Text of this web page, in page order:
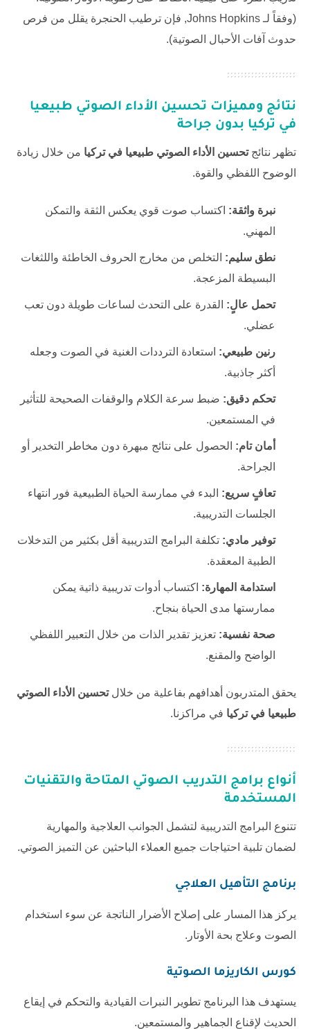
(وفقاً لـ Johns Hopkins, فإن ترطيب الحنجرة يقلل من فرص
حدوث آفات الأحبال الصوتية).
نتائج ومميزات تحسين الأداء الصوتي طبيعيا
في تركيا بدون جراحة
تظهر نتائجتحسين الأداء الصوتي طبيعيا في تركيا من خلال زيادة
الوضوح اللفظي والقوة.
نبرة واثقة: اكتساب صوت قوي يعكس الثقة والتمكن
المهني.
نطق سليم: التخلص من مخارج الحروف الخاطئة واللثغات
البسيطة المزعجة.
تحمل عالٍ: القدرة على التحدث لساعات طويلة دون تعب
عضلي.
رنين طبيعي: استعادة الترددات الغنية في الصوت وجعله
أكثر جاذبية.
تحكم دقيق: ضبط سرعة الكلام والوقفات الصحيحة للتأثير
في المستمعين.
أمان تام: الحصول على نتائج مبهرة دون مخاطر التخدير أو
الجراحة.
تعافٍ سريع: البدء في ممارسة الحياة الطبيعية فور انتهاء
الجلسات التدريبية.
توفير مادي: تكلفة البرامج التدريبية أقل بكثير من التدخلات
الطبية المعقدة.
استدامة المهارة: اكتساب أدوات تدريبية ذاتية يمكن
ممارستها مدى الحياة بنجاح.
صحة نفسية: تعزيز تقدير الذات من خلال التعبير اللفظي
الواضح والمقنع.
يحقق المتدربون أهدافهم بفاعلية من خلالتحسين الأداء الصوتي
طبيعيا في تركيا في مراكزنا.
أنواع برامج التدريب الصوتي المتاحة والتقنيات
المستخدمة
تتنوع البرامج التدريبية لتشمل الجوانب العلاجية والمهارية
لضمان تلبية احتياجات جميع العملاء الباحثين عن التميز الصوتي.
برنامج التأهيل العلاجي
يركز هذا المسار على إصلاح الأضرار الناتجة عن سوء استخدام
الصوت وعلاج بحة الأوتار.
كورس الكاريزما الصوتية
يستهدف هذا البرنامج تطوير النبرات القيادية والتحكم في إيقاع
الحديث لإقناع الجماهير والمستمعين.